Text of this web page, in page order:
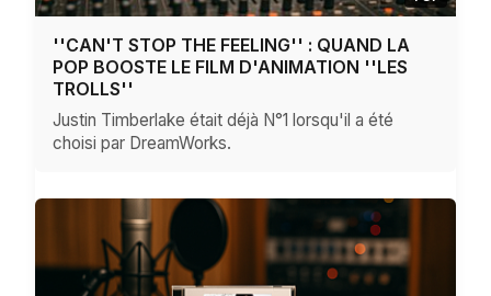
''CAN'T STOP THE FEELING'' : QUAND LA
POP BOOSTE LE FILM D'ANIMATION ''LES
TROLLS''
Justin Timberlake était déjà N°1 lorsqu'il a été
choisi par DreamWorks.